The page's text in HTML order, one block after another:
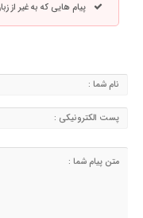
پیام هایی که به غیر از